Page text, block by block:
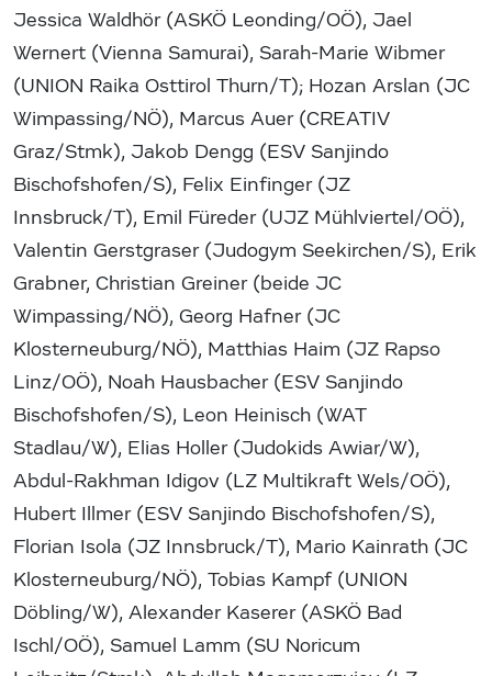
Jessica Waldhör (ASKÖ Leonding/OÖ), Jael
Wernert (Vienna Samurai), Sarah-Marie Wibmer
(UNION Raika Osttirol Thurn/T); Hozan Arslan (JC
Wimpassing/NÖ), Marcus Auer (CREATIV
Graz/Stmk), Jakob Dengg (ESV Sanjindo
Bischofshofen/S), Felix Einfinger (JZ
Innsbruck/T), Emil Füreder (UJZ Mühlviertel/OÖ),
Valentin Gerstgraser (Judogym Seekirchen/S), Erik
Grabner, Christian Greiner (beide JC
Wimpassing/NÖ), Georg Hafner (JC
Klosterneuburg/NÖ), Matthias Haim (JZ Rapso
Linz/OÖ), Noah Hausbacher (ESV Sanjindo
Bischofshofen/S), Leon Heinisch (WAT
Stadlau/W), Elias Holler (Judokids Awiar/W),
Abdul-Rakhman Idigov (LZ Multikraft Wels/OÖ),
Hubert Illmer (ESV Sanjindo Bischofshofen/S),
Florian Isola (JZ Innsbruck/T), Mario Kainrath (JC
Klosterneuburg/NÖ), Tobias Kampf (UNION
Döbling/W), Alexander Kaserer (ASKÖ Bad
Ischl/OÖ), Samuel Lamm (SU Noricum